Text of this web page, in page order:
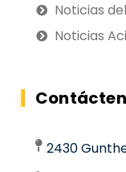
Noticias
Noticias
2430